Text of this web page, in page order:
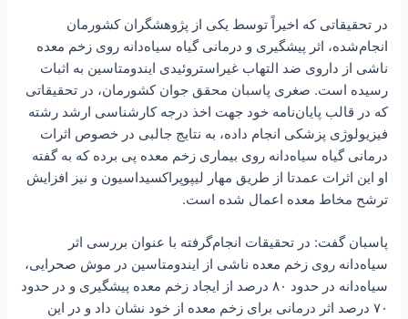
در تحقیقاتی که اخیراً توسط یکی از پژوهشگران کشورمان
انجام‌شده، اثر پیشگیری و درمانی گیاه سیاه‌دانه روی زخم معده
ناشی از داروی ضد التهاب غیراستروئیدی ایندومتاسین به اثبات
رسیده است. صغری پاسبان محقق جوان کشورمان، در تحقیقاتی
که در قالب پایان‌نامه خود جهت اخذ درجه کارشناسی ارشد رشته
فیزیولوژی پزشکی انجام داده، به نتایج جالبی در خصوص اثرات
درمانی گیاه سیاه‌دانه روی بیماری زخم معده پی برده که به گفته
او این اثرات عمدتا از طریق مهار لیپوپراکسیداسیون و نیز افزایش
ترشح مخاط معده اعمال شده است.
پاسبان گفت: در تحقیقات انجام‌گرفته با عنوان بررسی اثر
سیاه‌دانه روی زخم معده ناشی از ایندومتاسین در موش صحرایی،
سیاه‌دانه در حدود ۸۰ درصد از ایجاد زخم معده پیشگیری و در حدود
۷۰ درصد اثر درمانی برای زخم معده از خود نشان داد و در این